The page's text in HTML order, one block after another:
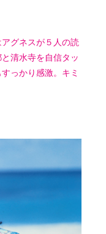
グネスが５人の読
清水寺を自信タッ
っかり感激。キミ